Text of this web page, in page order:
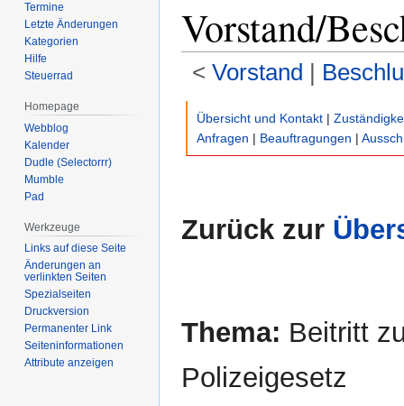
Vorstand/
< Vorstand ‎ |
Zur
springen
Zur
springen
Übersicht und Kontakt |
Anfragen | Beauftragungen |
Zurück zur
Thema: Beitritt
Polizeigesetz
Termine
Letzte Änderungen
Kategorien
Hilfe
Steuerrad
Homepage
Webblog
Kalender
Dudle (Selectorrr)
Mumble
Pad
Werkzeuge
Links auf diese Seite
Änderungen an
verlinkten Seiten
Spezialseiten
Druckversion
Permanenter Link
Seiten­­informationen
Attribute anzeigen